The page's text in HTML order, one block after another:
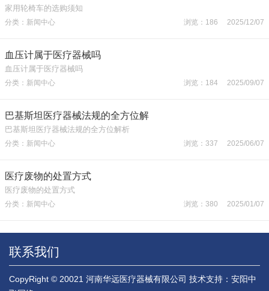
家用轮椅车的选购须知
分类：新闻中心 浏览：186 2025/12/07
血压计属于医疗器械吗
血压计属于医疗器械吗
分类：新闻中心 浏览：184 2025/09/07
巴基斯坦医疗器械法规的全方位解
巴基斯坦医疗器械法规的全方位解析
分类：新闻中心 浏览：337 2025/06/07
医疗废物的处置方式
医疗废物的处置方式
分类：新闻中心 浏览：380 2025/01/07
联系我们
CopyRight © 20021 河南华远医疗器械有限公司 技术支持：安阳中